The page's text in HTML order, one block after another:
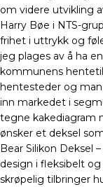
om videre utvikling
Harry Bøe i NTS-
frihet i uttrykk og
jeg plages av å ha
kommunens
hentesteder og
inn markedet i
tegne kakediagram
ønsker et deksel
Bear Silikon Deksel
design i fleksibelt
skrøpelig tilbringer